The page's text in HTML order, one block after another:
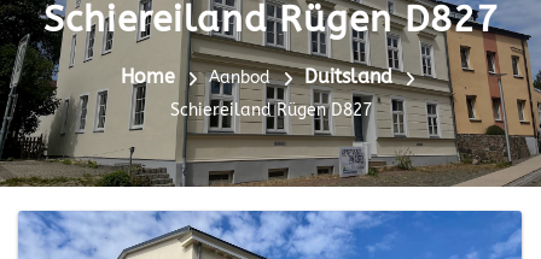
Schiereiland Rügen D827
Home Aanbod Duitsland
Schiereiland Rügen D827